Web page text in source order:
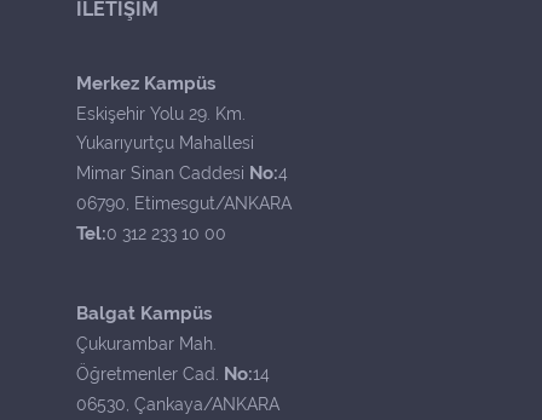
İLETİŞİM
Merkez Kampüs
Eskişehir Yolu 29. Km.
Yukarıyurtçu Mahallesi
Mimar Sinan Caddesi No:4
06790, Etimesgut/ANKARA
Tel:0 312 233 10 00
Balgat Kampüs
Çukurambar Mah.
Öğretmenler Cad. No:14
06530, Çankaya/ANKARA